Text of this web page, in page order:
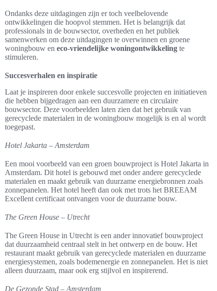
Ondanks deze uitdagingen zijn er toch veelbelovende
ontwikkelingen die hoopvol stemmen. Het is belangrijk dat
professionals in de bouwsector, overheden en het publiek
samenwerken om deze uitdagingen te overwinnen en groene
woningbouw en eco-vriendelijke woningontwikkeling te
stimuleren.
Succesverhalen en inspiratie
Laat je inspireren door enkele succesvolle projecten en initiatieven
die hebben bijgedragen aan een duurzamere en circulaire
bouwsector. Deze voorbeelden laten zien dat het gebruik van
gerecyclede materialen in de woningbouw mogelijk is en al wordt
toegepast.
Hotel Jakarta – Amsterdam
Een mooi voorbeeld van een groen bouwproject is Hotel Jakarta in
Amsterdam. Dit hotel is gebouwd met onder andere gerecyclede
materialen en maakt gebruik van duurzame energiebronnen zoals
zonnepanelen. Het hotel heeft dan ook met trots het BREEAM
Excellent certificaat ontvangen voor de duurzame bouw.
The Green House – Utrecht
The Green House in Utrecht is een ander innovatief bouwproject
dat duurzaamheid centraal stelt in het ontwerp en de bouw. Het
restaurant maakt gebruik van gerecyclede materialen en duurzame
energiesystemen, zoals bodemenergie en zonnepanelen. Het is niet
alleen duurzaam, maar ook erg stijlvol en inspirerend.
De Gezonde Stad – Amsterdam